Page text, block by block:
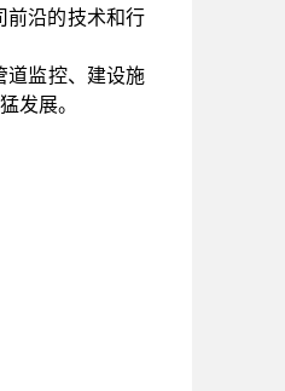
前沿的技术和行
道监控、建设施
发展。